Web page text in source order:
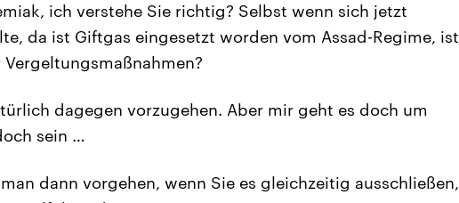
ich verstehe Sie richtig? Selbst wenn sich jetzt
da ist Giftgas eingesetzt worden vom Assad-Regime, ist
dagegen vorzugehen. Aber mir geht es doch um
sein …
dann vorgehen, wenn Sie es gleichzeitig ausschließen,